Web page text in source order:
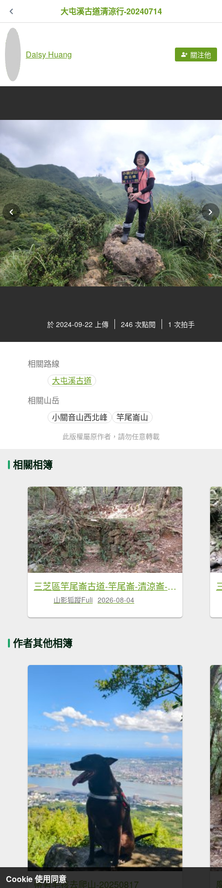
大屯溪古道清涼行-20240714
Daisy Huang 關注他
於 2024-09-22 上傳 246 次點閱 1 次拍手
相關路線
大屯溪古道
相關山岳
小關音山西北峰
竿尾崙山
此版權屬原作者，請勿任意轉載
相關相簿
三芝區竿尾崙古道-竿尾崙-清涼崙-大屯溪古道O型
山影狐蹤Fuli 2026-08-04
作者其他相簿
帶著毛孩去爬山-20250817
Cookie 使用同意